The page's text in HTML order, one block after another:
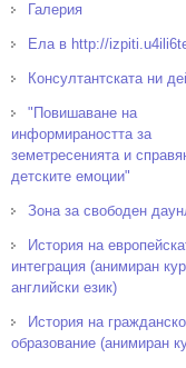
Галерия
Ела в http://
Консултантската ни
"Повишаване на
информираността за
земетресенията и
детските емоции"
Зона за свободен
История на
интеграция (анимиран
английски език)
История на
образование (анимиран